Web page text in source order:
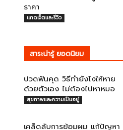
ราคา
แกดเจ็ตและรีวิว
สาระน่ารู้ ยอดนิยม
ปวดฟันคุด วิธีทำยังไงให้หาย
ด้วยตัวเอง ไม่ต้องไปหาหมอ
สุขภาพและความเป็นอยู่
เคล็ดลับการย้อมผม แก้ปัญหา